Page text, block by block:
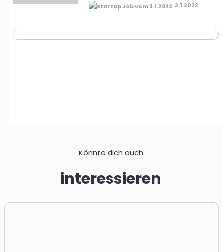
3.1.2022
Könnte dich auch
interessieren